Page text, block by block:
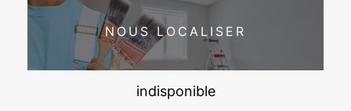
NOUS LOCALISER
indisponible